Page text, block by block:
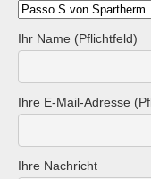
Ihr Name (Pflichtfeld)
Ihre E-Mail-Adresse
Ihre Nachricht